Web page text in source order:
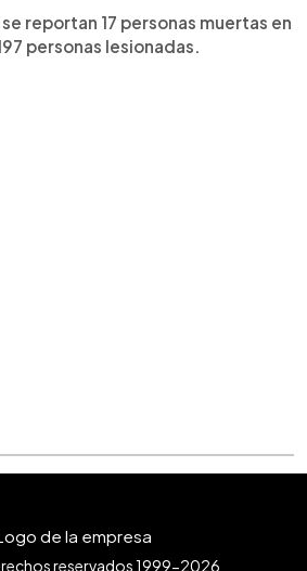
reportan 17 personas muertas en
personas lesionadas.
reservados 1999-2026